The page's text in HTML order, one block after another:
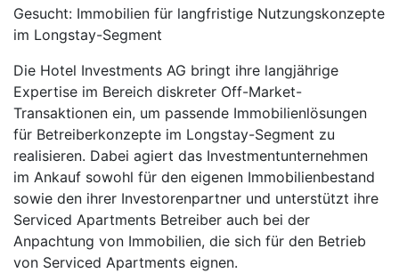
Gesucht: Immobilien für langfristige Nutzungskonzepte
im Longstay-Segment
Die Hotel Investments AG bringt ihre langjährige
Expertise im Bereich diskreter Off-Market-
Transaktionen ein, um passende Immobilienlösungen
für Betreiberkonzepte im Longstay-Segment zu
realisieren. Dabei agiert das Investmentunternehmen
im Ankauf sowohl für den eigenen Immobilienbestand
sowie den ihrer Investorenpartner und unterstützt ihre
Serviced Apartments Betreiber auch bei der
Anpachtung von Immobilien, die sich für den Betrieb
von Serviced Apartments eignen.